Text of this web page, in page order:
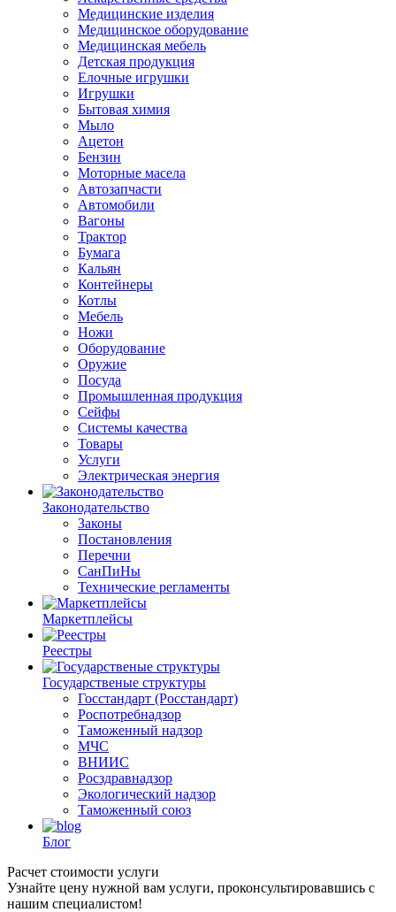
Медицинские изделия
Медицинское оборудование
Медицинская мебель
Детская продукция
Елочные игрушки
Игрушки
Бытовая химия
Мыло
Ацетон
Бензин
Моторные масела
Автозапчасти
Автомобили
Вагоны
Трактор
Бумага
Кальян
Контейнеры
Котлы
Мебель
Ножи
Оборудование
Оружие
Посуда
Промышленная продукция
Сейфы
Системы качества
Товары
Услуги
Электрическая энергия
Законодательство
Законы
Постановления
Перечни
СанПиНы
Технические регламенты
Маркетплейсы
Реестры
Государственые структуры
Госстандарт (Росстандарт)
Роспотребнадзор
Таможенный надзор
МЧС
ВНИИС
Росздравнадзор
Экологический надзор
Таможенный союз
Блог
Расчет стоимости услуги
Узнайте цену нужной вам услуги, проконсультировавшись с
нашим специалистом!